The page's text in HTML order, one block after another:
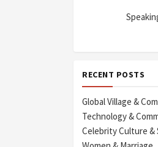
RECENT POSTS
Global Village &
Technology &
Celebrity Culture &